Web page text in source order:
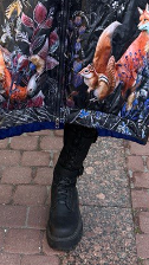
«Стиль Арт»